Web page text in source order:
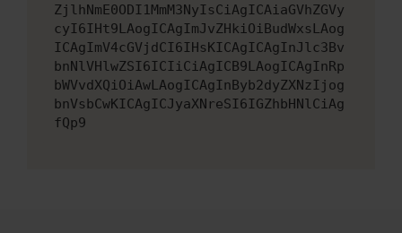
ZjlhNmE0ODI1MmM3NyIsCiAgICAiaGVhZGVy
cyI6IHt9LAogICAgImJvZHkiOiBudWxsLAog
ICAgImV4cGVjdCI6IHsKICAgICAgInJlc3Bv
bnNlVHlwZSI6ICIiCiAgICB9LAogICAgInRp
bWVvdXQiOiAwLAogICAgInByb2dyZXNzIjog
bnVsbCwKICAgICJyaXNreSI6IGZhbHNlCiAg
fQp9